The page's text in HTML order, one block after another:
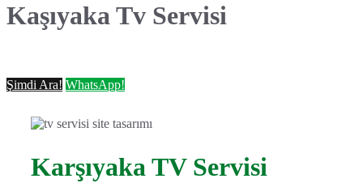
Kaşıyaka Tv Servisi
Şimdi Ara! WhatsApp!
Karşıyaka TV Servisi